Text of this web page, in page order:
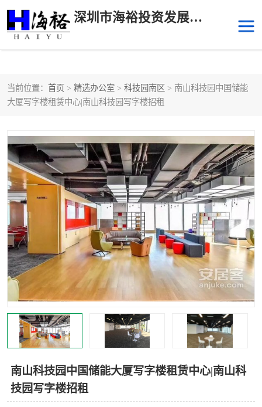
深圳市海裕投资发展有限公司
当前位置： 首页 > 精选办公室 > 科技园南区 > 南山科技园中国储能
大厦写字楼租赁中心|南山科技园写字楼招租
南山科技园中国储能大厦写字楼租赁中心|南山科
技园写字楼招租
后海 科技园南区
前海 深圳湾科技生态园
福田中心区写字楼租赁 宝安中心区
深圳宝安 福田车公庙
罗湖水贝 南山南油
龙华 罗湖区
宝安区 西乡
兴东 石岩
南山后海